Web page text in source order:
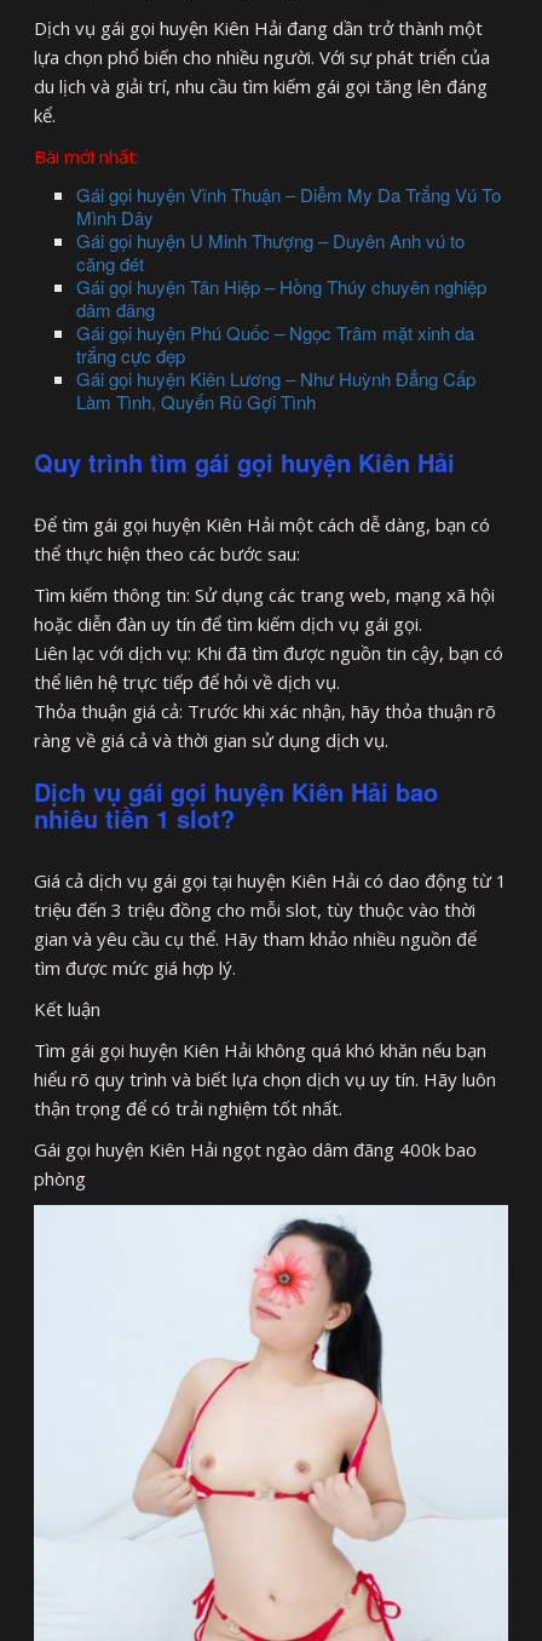
Dịch vụ gái gọi huyện Kiên Hải đang dần trở thành một
lựa chọn phổ biến cho nhiều người. Với sự phát triển của
du lịch và giải trí, nhu cầu tìm kiếm gái gọi tăng lên đáng
kể.
Bài mới nhất:
Gái gọi huyện Vĩnh Thuận – Diễm My Da Trắng Vú To
Mình Dây
Gái gọi huyện U Minh Thượng – Duyên Anh vú to
căng đét
Gái gọi huyện Tân Hiệp – Hồng Thúy chuyên nghiệp
dâm đãng
Gái gọi huyện Phú Quốc – Ngọc Trâm mặt xinh da
trắng cực đẹp
Gái gọi huyện Kiên Lương – Như Huỳnh Đẳng Cấp
Làm Tình, Quyến Rũ Gợi Tình
Quy trình tìm gái gọi huyện Kiên Hải
Để tìm gái gọi huyện Kiên Hải một cách dễ dàng, bạn có
thể thực hiện theo các bước sau:
Tìm kiếm thông tin: Sử dụng các trang web, mạng xã hội
hoặc diễn đàn uy tín để tìm kiếm dịch vụ gái gọi.
Liên lạc với dịch vụ: Khi đã tìm được nguồn tin cậy, bạn có
thể liên hệ trực tiếp để hỏi về dịch vụ.
Thỏa thuận giá cả: Trước khi xác nhận, hãy thỏa thuận rõ
ràng về giá cả và thời gian sử dụng dịch vụ.
Dịch vụ gái gọi huyện Kiên Hải bao
nhiêu tiền 1 slot?
Giá cả dịch vụ gái gọi tại huyện Kiên Hải có dao động từ 1
triệu đến 3 triệu đồng cho mỗi slot, tùy thuộc vào thời
gian và yêu cầu cụ thể. Hãy tham khảo nhiều nguồn để
tìm được mức giá hợp lý.
Kết luận
Tìm gái gọi huyện Kiên Hải không quá khó khăn nếu bạn
hiểu rõ quy trình và biết lựa chọn dịch vụ uy tín. Hãy luôn
thận trọng để có trải nghiệm tốt nhất.
Gái gọi huyện Kiên Hải ngọt ngào dâm đãng 400k bao
phòng